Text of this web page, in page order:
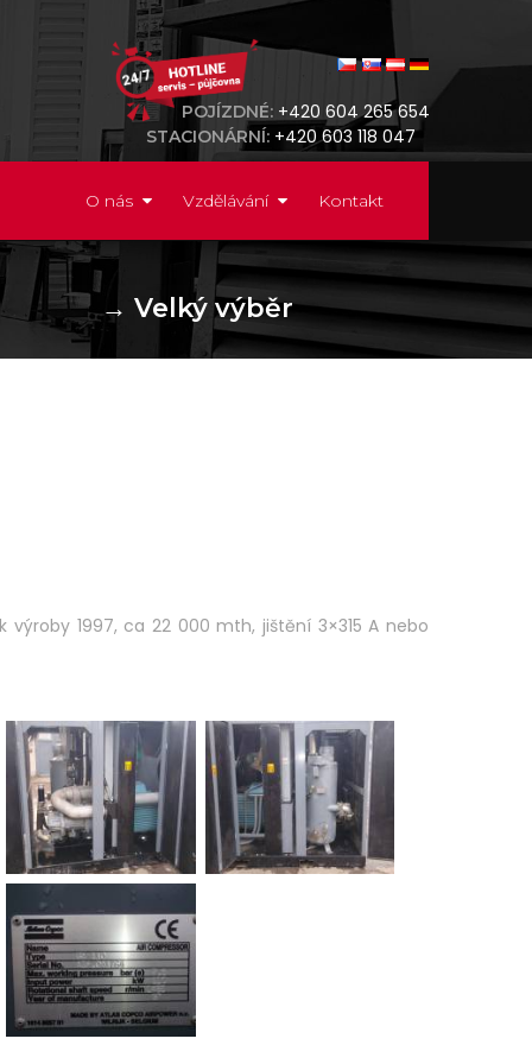
POJÍZDNÉ: +420 604 265 654
STACIONÁRNÍ: +420 603 118 047
O nás Vzdělávání Kontakt
→ Velký výběr
výroby 1997, ca 22 000 mth, jištění 3×315 A nebo